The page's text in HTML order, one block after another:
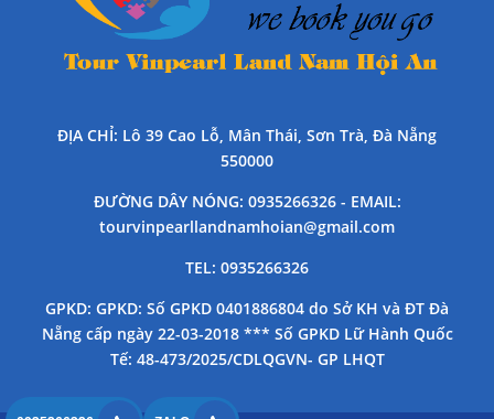
ĐỊA CHỈ: Lô 39 Cao Lỗ, Mân Thái, Sơn Trà, Đà Nẵng
550000
ĐƯỜNG DÂY NÓNG: 0935266326 - EMAIL:
tourvinpearllandnamhoian@gmail.com
TEL: 0935266326
GPKD: GPKD: Số GPKD 0401886804 do Sở KH và ĐT Đà
Nẵng cấp ngày 22-03-2018 *** Số GPKD Lữ Hành Quốc
Tế: 48-473/2025/CDLQGVN- GP LHQT